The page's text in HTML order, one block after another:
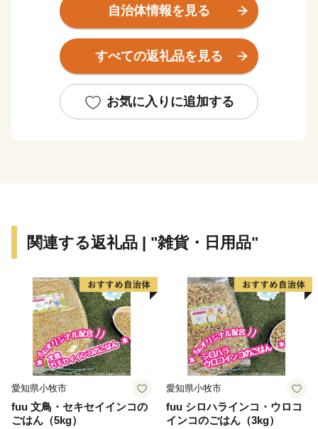
また、「まち全体で子どもを育てたい！そして子育てを
支えたい！」そんな想いを実現するべく、結婚、妊娠、
出産、育児、教育、それぞれのステージに応じたさまざ
まな支援策を展開しています。そして、これからも「子
なまちづくりを進めていきます。
自治体情報を見る
すべての返礼品を見る
お気に入りに追加する
関連する返礼品 | "雑貨・日用品"
愛知県小牧市
fuu 文鳥・セキセイインコの
ごはん（5kg）
愛知県小牧市
fuu シロハラインコ・ウロコ
インコのごはん（3kg）